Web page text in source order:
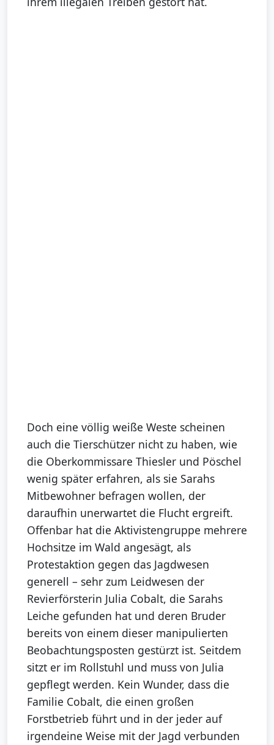
Doch eine völlig weiße Weste scheinen
auch die Tierschützer nicht zu haben, wie
die Oberkommissare Thiesler und Pöschel
wenig später erfahren, als sie Sarahs
Mitbewohner befragen wollen, der
daraufhin unerwartet die Flucht ergreift.
Offenbar hat die Aktivistengruppe mehrere
Hochsitze im Wald angesägt, als
Protestaktion gegen das Jagdwesen
generell – sehr zum Leidwesen der
Revierförsterin Julia Cobalt, die Sarahs
Leiche gefunden hat und deren Bruder
bereits von einem dieser manipulierten
Beobachtungsposten gestürzt ist. Seitdem
sitzt er im Rollstuhl und muss von Julia
gepflegt werden. Kein Wunder, dass die
Familie Cobalt, die einen großen
Forstbetrieb führt und in der jeder auf
irgendeine Weise mit der Jagd verbunden